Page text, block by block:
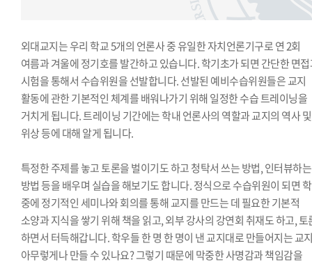
영상사업단
한국외대통역협회
한국외대119학군단
외대교지는 우리 학교 5개의 언론사 중 유일한 자치언론기구로 연 2회
여름과 겨울에 정기호를 발간하고 있습니다. 학기초가 되면 간단한 면
시험을 통해서 수습위원을 선발합니다. 선발된 예비수습위원들은 교지
활동에 관한 기본적인 체계를 배워나가기 위해 일정한 수습 트레이닝을
거치게 됩니다. 트레이닝 기간에는 학내 언론사의 역할과 교지의 역사 및
위상 등에 대해 알게 됩니다.
특정한 주제를 놓고 토론을 벌이기도 하고 청탁서 쓰는 방법, 인터뷰하는
방법 등을 배우며 실습을 해보기도 합니다. 정식으로 수습위원이 되면
중에 정기적인 세미나와 회의를 통해 교지를 만드는 데 필요한 기본적
소양과 지식을 쌓기 위해 책을 읽고, 외부 강사의 강연회 취재도 하고, 토
하면서 터득해갑니다. 학우들 한 명 한 명이 낸 교지대로 만들어지는 교
아무렇게나 만들 수 있나요? 그렇기 때문에 막중한 사명감과 책임감을